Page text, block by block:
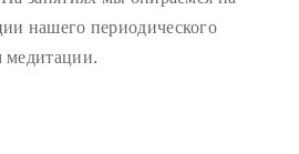
нашего периодического
медитации.